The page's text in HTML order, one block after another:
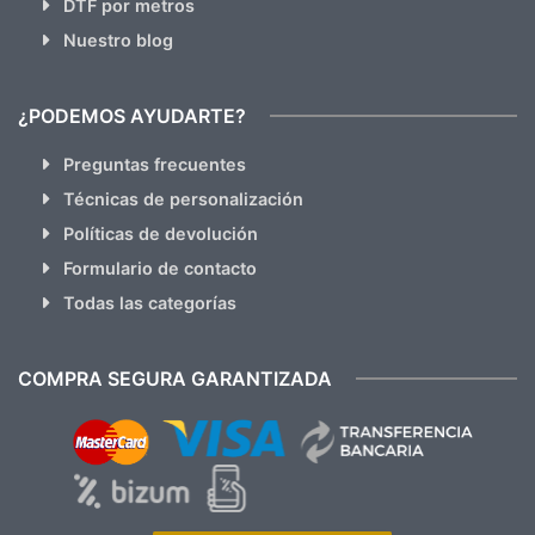
DTF por metros
Nuestro blog
¿PODEMOS AYUDARTE?
Preguntas frecuentes
Técnicas de personalización
Políticas de devolución
Formulario de contacto
Todas las categorías
COMPRA SEGURA GARANTIZADA